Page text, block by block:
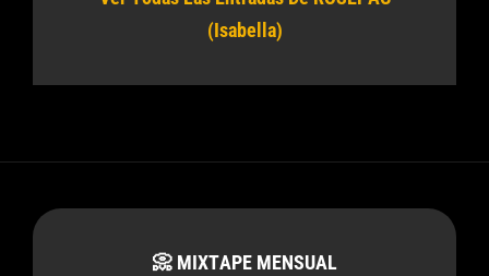
(Isabella)
📀 MIXTAPE MENSUAL